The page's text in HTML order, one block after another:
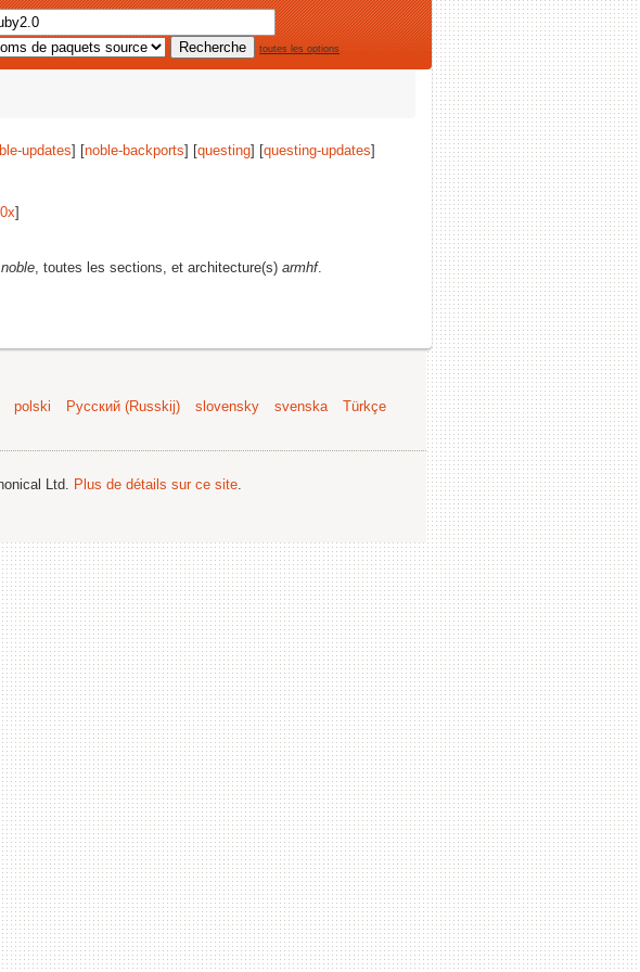
toutes les options
updates] [noble-backports] [questing] [questing-updates]
]
noble, toutes les sections, et architecture(s) armhf.
polski Русский (Russkij) slovensky svenska
Türkçe
Ltd. Plus de détails sur ce site.